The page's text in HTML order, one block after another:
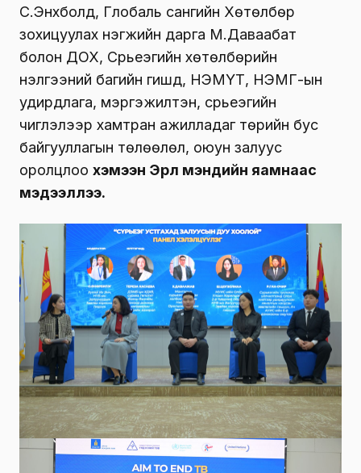
С.Энхболд, Глобаль сангийн Хөтөлбөр
зохицуулах нэгжийн дарга М.Даваабат
болон ДОХ, Сүрьеэгийн хөтөлбөрийн
үнэлгээний багийн гишүүд, НЭМҮТ, НЭМГ-ын
удирдлага, мэргэжилтэн, сүрьеэгийн
чиглэлээр хамтран ажилладаг төрийн бус
байгууллагын төлөөлөл, оюун залуус
оролцлоо хэмээн Эрүүл мэндийн яамнаас
мэдээллээ.